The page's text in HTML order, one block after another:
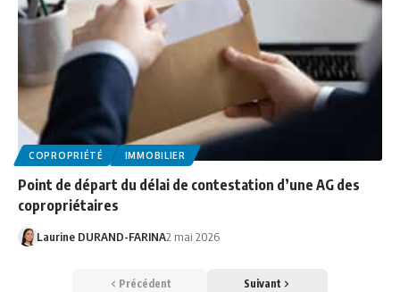
COPROPRIÉTÉ IMMOBILIER
Point de départ du délai de contestation d’une AG des
copropriétaires
Laurine DURAND-FARINA2 mai 2026
Précédent Suivant